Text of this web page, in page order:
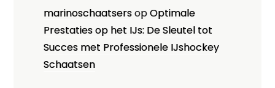
marinoschaatsersopOptimale
Prestaties op het IJs: De Sleutel tot
Succes met Professionele IJshockey
Schaatsen